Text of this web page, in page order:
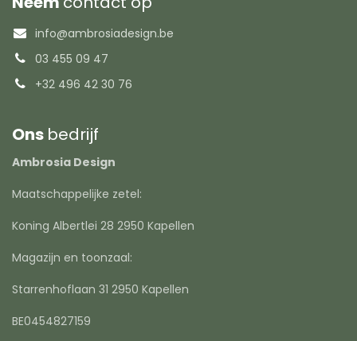
info@ambrosiadesign.be
03 455 09 47
+32 496 42 30 76
Ons bedrijf
Ambrosia Design
Maatschappelijke zetel:
Koning Albertlei 28 2950 Kapellen
Magazijn en toonzaal:
Starrenhoflaan 31 2950 Kapellen
BE0454827159